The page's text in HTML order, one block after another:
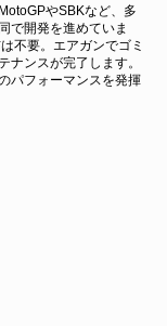
やSBKなど、多
で開発を進めていま
不要。エアガンでゴミ
ナンスが完了します。
パフォーマンスを発揮